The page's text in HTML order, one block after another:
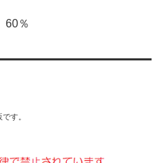
％
す。